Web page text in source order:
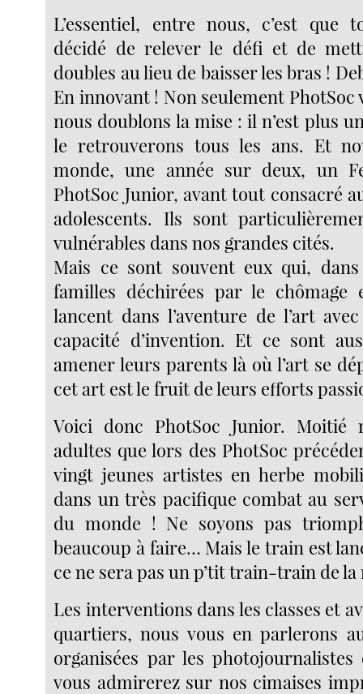
L’essentiel, entre nous, c’est que
décidé de relever le défi et de
doubles au lieu de baisser les bras !
En innovant ! Non seulement
nous doublons la mise : il n’est plus
le retrouverons tous les ans. Et
monde, une année sur deux, un
PhotSoc Junior, avant tout consacré
adolescents. Ils sont
vulnérables dans nos grandes cités.
Mais ce sont souvent eux qui,
familles déchirées par le chômage
lancent dans l’aventure de l’art
capacité d’invention. Et ce sont
amener leurs parents là où l’art se
cet art est le fruit de leurs efforts
Voici donc PhotSoc Junior. Moitié
adultes que lors des PhotSoc
vingt jeunes artistes en herbe
dans un très pacifique combat au
du monde ! Ne soyons pas
beaucoup à faire… Mais le train est
ce ne sera pas un p’tit train-train de
Les interventions dans les classes et
quartiers, nous vous en parlerons
organisées par les photojournalistes
vous admirerez sur nos cimaises